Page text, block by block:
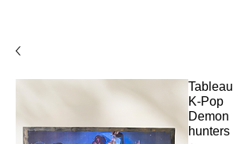
Tableau
K-Pop
Demon
hunters